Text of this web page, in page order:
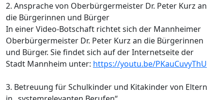
2. Ansprache von Oberbürgermeister Dr. Peter Kurz an
die Bürgerinnen und Bürger
In einer Video-Botschaft richtet sich der Mannheimer
Oberbürgermeister Dr. Peter Kurz an die Bürgerinnen
und Bürger. Sie findet sich auf der Internetseite der
Stadt Mannheim unter: https://youtu.be/PKauCuvyThU
3. Betreuung für Schulkinder und Kitakinder von Eltern